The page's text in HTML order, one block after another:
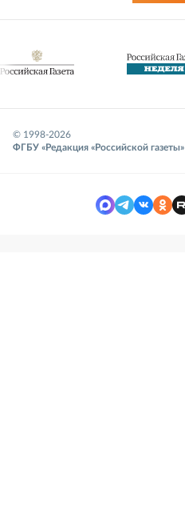
© 1998-2026
ФГБУ «Редакция «Российской газеты»